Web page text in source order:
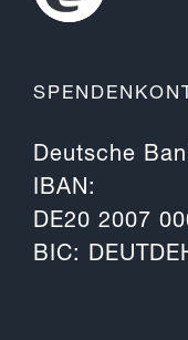
Deutsche
IBAN:
DE20 2007
BIC: